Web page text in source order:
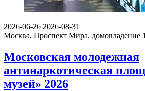
2026-06-26 2026-08-31
Москва, Проспект Мира, домовладение
Московская молодежная
антинаркотическая
музей» 2026